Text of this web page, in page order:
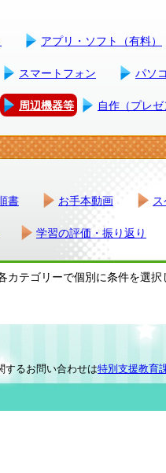
アプリ・ソフト（有料）
スマートフォン パソ
周辺機器等 自作（プレ
書 お手本動画
学習の評価・振り返り
テゴリーで個別に条件を選択
するお問い合わせは特別支援教育